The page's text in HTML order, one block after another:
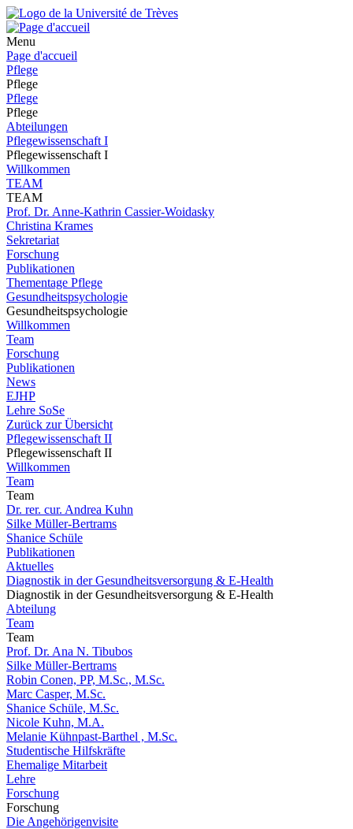
Menu
Page d'accueil
Pflege
Pflege
Pflege
Pflege
Abteilungen
Pflegewissenschaft I
Pflegewissenschaft I
Willkommen
TEAM
TEAM
Prof. Dr. Anne-Kathrin Cassier-Woidasky
Christina Krames
Sekretariat
Forschung
Publikationen
Thementage Pflege
Gesundheitspsychologie
Gesundheitspsychologie
Willkommen
Team
Forschung
Publikationen
News
EJHP
Lehre SoSe
Zurück zur Übersicht
Pflegewissenschaft II
Pflegewissenschaft II
Willkommen
Team
Team
Dr. rer. cur. Andrea Kuhn
Silke Müller-Bertrams
Shanice Schüle
Publikationen
Aktuelles
Diagnostik in der Gesundheitsversorgung & E-Health
Diagnostik in der Gesundheitsversorgung & E-Health
Abteilung
Team
Team
Prof. Dr. Ana N. Tibubos
Silke Müller-Bertrams
Robin Conen, PP, M.Sc., M.Sc.
Marc Casper, M.Sc.
Shanice Schüle, M.Sc.
Nicole Kuhn, M.A.
Melanie Kühnpast-Barthel , M.Sc.
Studentische Hilfskräfte
Ehemalige Mitarbeit
Lehre
Forschung
Forschung
Die Angehörigenvisite